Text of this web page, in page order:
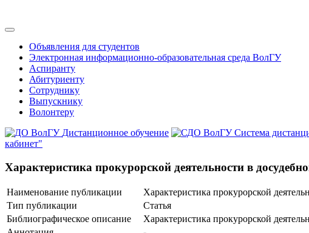
Объявления для студентов
Электронная информационно-образовательная среда ВолГУ
Аспиранту
Абитуриенту
Сотруднику
Выпускнику
Волонтеру
Дистанционное обучение
Система
кабинет"
Характеристика прокурорской деятельности в
Наименование публикации
Характеристика прокурорской
Тип публикации
Статья
Библиографическое описание
Характеристика прокурорской